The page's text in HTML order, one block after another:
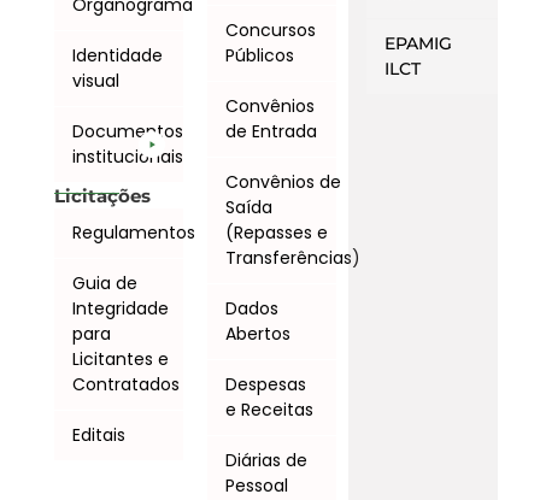
Organograma
Identidade
visual
Documentos
institucionais
Licitações
Regulamentos
Guia de
Integridade
para
Licitantes e
Contratados
Editais
Concursos
Públicos
Convênios
de Entrada
Convênios de
Saída
(Repasses e
Transferências)
Dados
Abertos
Despesas
e Receitas
Diárias de
Pessoal
EPAMIG
ILCT